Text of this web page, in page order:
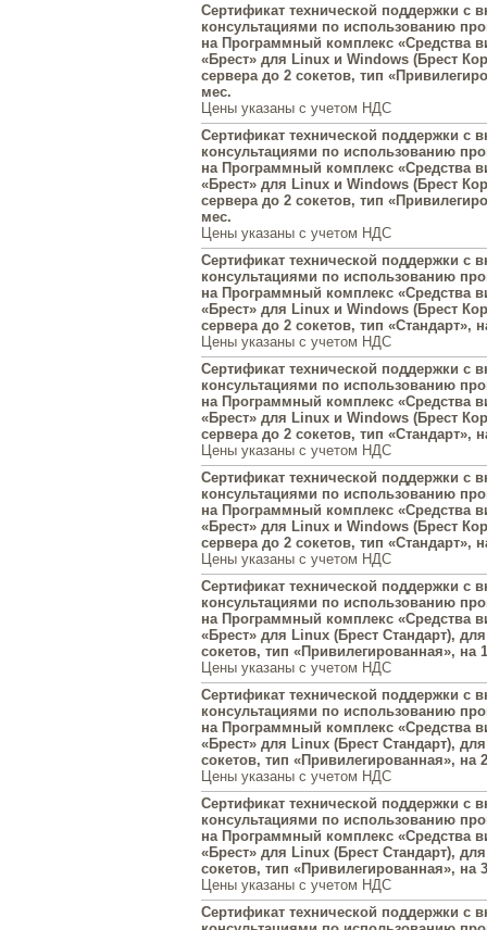
Сертификат технической поддержки с
консультациями по использованию
на Программный комплекс «Средства
«Брест» для Linux и Windows (Брест
сервера до 2 сокетов, тип
мес.
Цены указаны с учетом НДС
Сертификат технической поддержки с
консультациями по использованию
на Программный комплекс «Средства
«Брест» для Linux и Windows (Брест
сервера до 2 сокетов, тип
мес.
Цены указаны с учетом НДС
Сертификат технической поддержки с
консультациями по использованию
на Программный комплекс «Средства
«Брест» для Linux и Windows (Брест
сервера до 2 сокетов, тип «Стандарт»,
Цены указаны с учетом НДС
Сертификат технической поддержки с
консультациями по использованию
на Программный комплекс «Средства
«Брест» для Linux и Windows (Брест
сервера до 2 сокетов, тип «Стандарт»,
Цены указаны с учетом НДС
Сертификат технической поддержки с
консультациями по использованию
на Программный комплекс «Средства
«Брест» для Linux и Windows (Брест
сервера до 2 сокетов, тип «Стандарт»,
Цены указаны с учетом НДС
Сертификат технической поддержки с
консультациями по использованию
на Программный комплекс «Средства
«Брест» для Linux (Брест Стандарт),
сокетов, тип «Привилегированная», на
Цены указаны с учетом НДС
Сертификат технической поддержки с
консультациями по использованию
на Программный комплекс «Средства
«Брест» для Linux (Брест Стандарт),
сокетов, тип «Привилегированная», на
Цены указаны с учетом НДС
Сертификат технической поддержки с
консультациями по использованию
на Программный комплекс «Средства
«Брест» для Linux (Брест Стандарт),
сокетов, тип «Привилегированная», на
Цены указаны с учетом НДС
Сертификат технической поддержки с